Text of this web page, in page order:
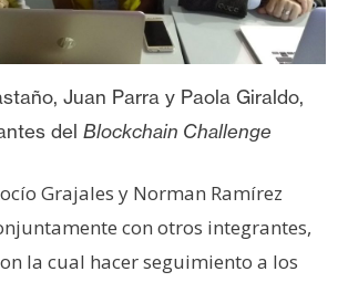
Juan Parra y Paola Giraldo,
del Blockchain Challenge
Grajales y Norman Ramírez
con otros integrantes,
la cual hacer seguimiento a los